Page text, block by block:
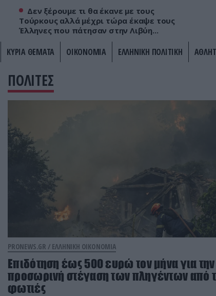
Δεν ξέρουμε τι θα έκανε με τους
Τούρκους αλλά μέχρι τώρα έκαψε τους
Έλληνες που πάτησαν στην Λιβύη...
ΚΥΡΙΑ ΘΕΜΑΤΑ ΟΙΚΟΝΟΜΙΑ ΕΛΛΗΝΙΚΗ ΠΟΛΙΤΙΚΗ
ΠΟΛΙΤΕΣ
PRONEWS.GR / ΕΛΛΗΝΙΚΗ ΟΙΚΟΝΟΜΙΑ
Επιδότηση έως 500 ευρώ τον μήνα για την
προσωρινή στέγαση των πληγέντων από
φωτιές